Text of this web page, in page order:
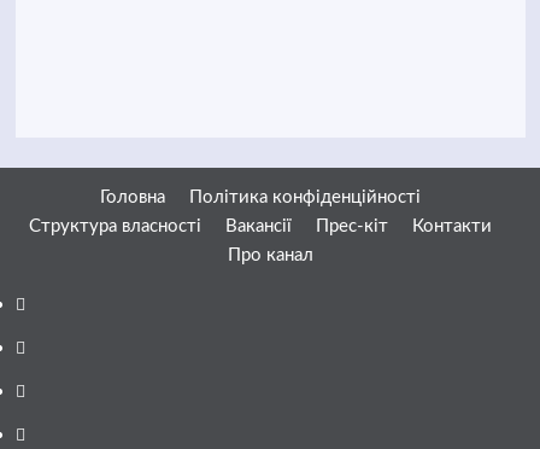
Головна
Політика конфіденційності
Структура власності
Вакансії Прес-кіт
Контакти
Про канал
Facebook
YouTube
Telegram
Instagram